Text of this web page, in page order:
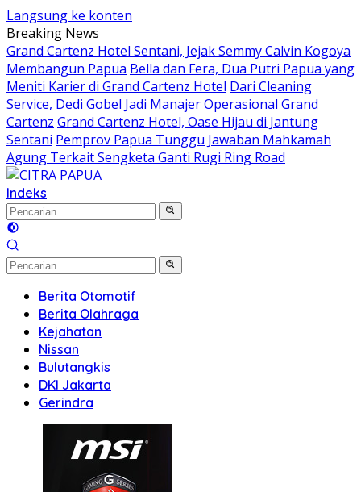
Langsung ke konten
Breaking News
Grand Cartenz Hotel Sentani, Jejak Semmy Calvin Kogoya
Membangun Papua Bella dan Fera, Dua Putri Papua yang
Meniti Karier di Grand Cartenz Hotel Dari Cleaning
Service, Dedi Gobel Jadi Manajer Operasional Grand
Cartenz Grand Cartenz Hotel, Oase Hijau di Jantung
Sentani Pemprov Papua Tunggu Jawaban Mahkamah
Agung Terkait Sengketa Ganti Rugi Ring Road
Indeks
Berita Otomotif
Berita Olahraga
Kejahatan
Nissan
Bulutangkis
DKI Jakarta
Gerindra